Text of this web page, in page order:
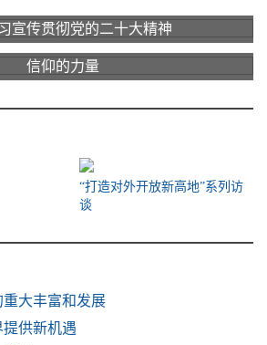
宣传贯彻党的二十大精神
信仰的力量
“打造对外开放新高地”系列访
谈
大丰富和发展
供新机遇